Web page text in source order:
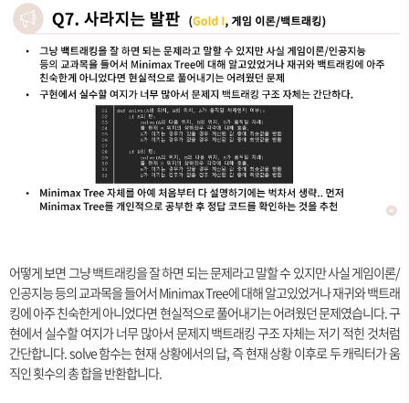
어떻게 보면 그냥 백트래킹을 잘 하면 되는 문제라고 말할 수 있지만 사실 게임이론/
인공지능 등의 교과목을 들어서 Minimax Tree에 대해 알고있었거나 재귀와 백트래
킹에 아주 친숙한게 아니었다면 현실적으로 풀어내기는 어려웠던 문제였습니다. 구
현에서 실수할 여지가 너무 많아서 문제지 백트래킹 구조 자체는 저기 적힌 것처럼
간단합니다. solve 함수는 현재 상황에서의 답, 즉 현재 상황 이후로 두 캐릭터가 움
직인 횟수의 총 합을 반환합니다.